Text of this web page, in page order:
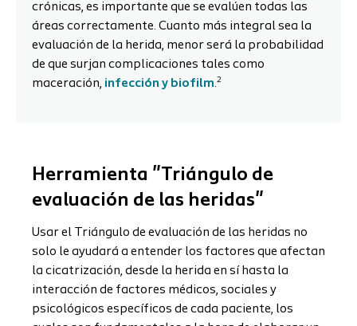
crónicas, es importante que se evalúen todas las
áreas correctamente. Cuanto más integral sea la
evaluación de la herida, menor será la probabilidad
de que surjan complicaciones tales como
maceración, infección y biofilm.2
Herramienta "Triángulo de
evaluación de las heridas"
Usar el Triángulo de evaluación de las heridas no
solo le ayudará a entender los factores que afectan
la cicatrización, desde la herida en sí hasta la
interacción de factores médicos, sociales y
psicológicos específicos de cada paciente, los